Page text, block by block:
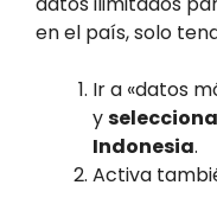
en el país, solo
Ir a «datos
y
Indonesia.
Activa